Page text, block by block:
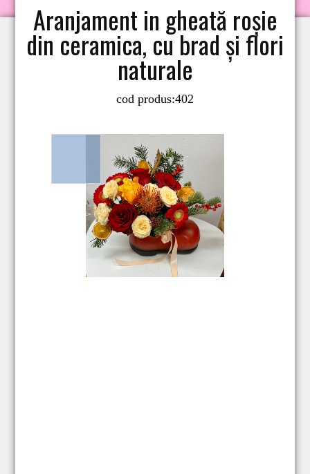
Aranjament in gheată roșie
din ceramica, cu brad și flori
naturale
cod produs:402